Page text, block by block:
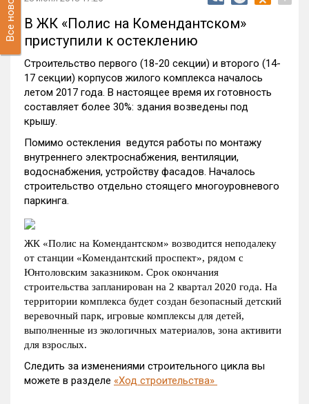
В ЖК «Полис на Комендантском»
приступили к остеклению
Строительство первого (18-20 секции) и второго (14-
17 секции) корпусов жилого комплекса началось
летом 2017 года. В настоящее время их готовность
составляет более 30%: здания возведены под
крышу.
Помимо остекления ведутся работы по монтажу
внутреннего электроснабжения, вентиляции,
водоснабжения, устройству фасадов. Началось
строительство отдельно стоящего многоуровневого
паркинга.
ЖК «Полис на Комендантском» возводится неподалеку
от станции «Комендантский проспект», рядом с
Юнтоловским заказником. Срок окончания
строительства запланирован на 2 квартал 2020 года. На
территории комплекса будет создан безопасный детский
веревочный парк, игровые комплексы для детей,
выполненные из экологичных материалов, зона активити
для взрослых.
Следить за изменениями строительного цикла вы
можете в разделе «Ход строительства»